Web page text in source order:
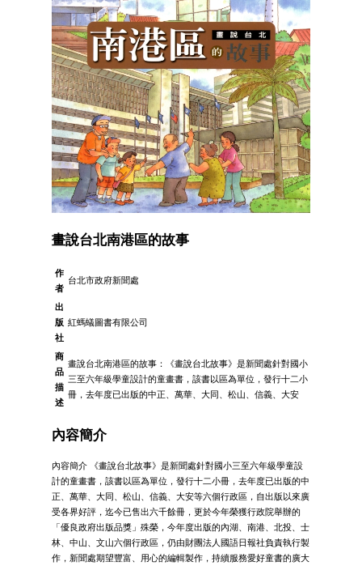
畫說台北南港區的故事
作
者
台北市政府新聞處
出
版
社
紅螞蟻圖書有限公司
商
品
描
述
畫說台北南港區的故事：《畫說台北故事》是新聞處針對國小
三至六年級學童設計的童畫書，該書以區為單位，發行十二小
冊，去年度已出版的中正、萬華、大同、松山、信義、大安
內容簡介
內容簡介 《畫說台北故事》是新聞處針對國小三至六年級學童設
計的童畫書，該書以區為單位，發行十二小冊，去年度已出版的中
正、萬華、大同、松山、信義、大安等六個行政區，自出版以來廣
受各界好評，迄今已售出六千餘冊，更於今年榮獲行政院舉辦的
「優良政府出版品獎」殊榮，今年度出版的內湖、南港、北投、士
林、中山、文山六個行政區，仍由財團法人國語日報社負責執行製
作，新聞處期望豐富、用心的編輯製作，持續服務愛好童書的廣大